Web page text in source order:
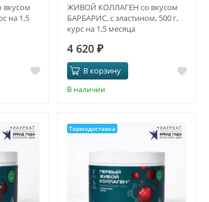
на 1,5
ЖИВОЙ КОЛЛАГЕН со вкусом
БАРБАРИС, с эластином, 500 г,
курс на 1,5 месяца
4 620 ₽
В корзину
В наличии
Термодоставка